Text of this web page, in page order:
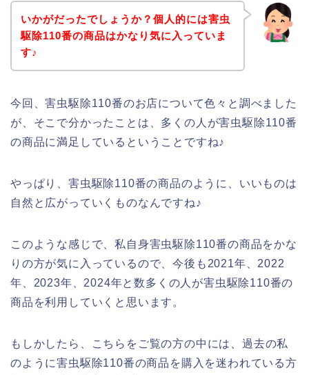
いかがだったでしょうか？個人的には害虫
駆除110番の商品はかなり気に入っていま
す♪
今回、害虫駆除110番のお店について色々と調べました
が、そこで分かったことは、多くの人が害虫駆除110番
の商品に満足しているということですね♪
やっぱり、害虫駆除110番の商品のように、いいものは
自然と広がっていくものなんですね♪
このような感じで、私自身害虫駆除110番の商品をかな
りの方が気に入っているので、今後も2021年、2022
年、2023年、2024年と数多くの人が害虫駆除110番の
商品を利用していくと思います。
もしかしたら、こちらをご覧の方の中には、過去の私
のように害虫駆除110番の商品を購入を迷われている方